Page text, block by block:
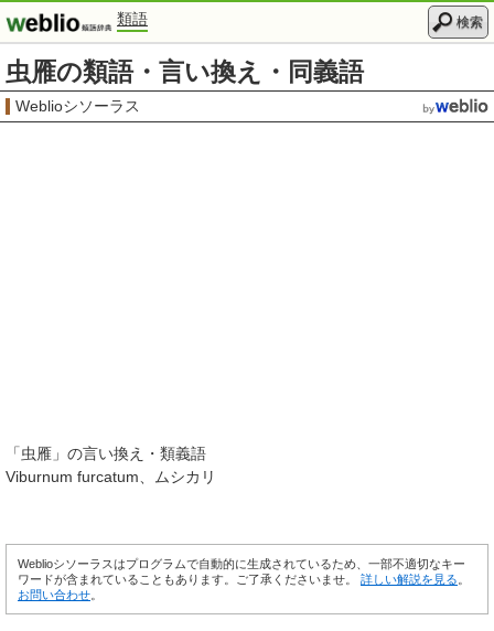
類語 検索
虫雁の類語・言い換え・同義語
Weblioシソーラス
「虫雁 」の言い換え・類義語
Viburnum furcatum
ムシカリ
Weblioシソーラスはプログラムで自動的に生成されているため、一部不適切なキー
ワードが含まれていることもあります。ご了承くださいませ。 詳しい解説を見る
お問い合わせ